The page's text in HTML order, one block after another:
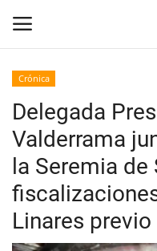
Inicio
Crónica
Policial
Tribunales
Crónica
Delegada
Valderrama
la Seremia de
Linares